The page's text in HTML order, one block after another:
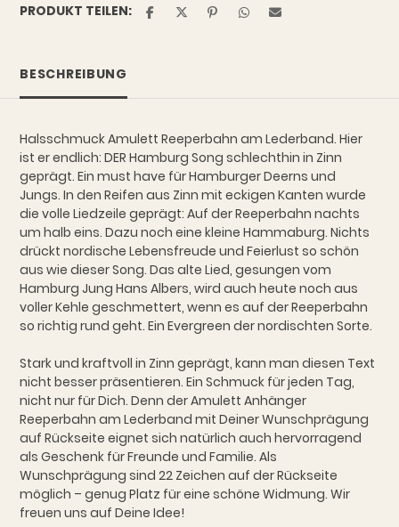
PRODUKT TEILEN:
BESCHREIBUNG
Halsschmuck Amulett Reeperbahn am Lederband. Hier
ist er endlich: DER Hamburg Song schlechthin in Zinn
geprägt. Ein must have für Hamburger Deerns und
Jungs. In den Reifen aus Zinn mit eckigen Kanten wurde
die volle Liedzeile geprägt: Auf der Reeperbahn nachts
um halb eins. Dazu noch eine kleine Hammaburg. Nichts
drückt nordische Lebensfreude und Feierlust so schön
aus wie dieser Song. Das alte Lied, gesungen vom
Hamburg Jung Hans Albers, wird auch heute noch aus
voller Kehle geschmettert, wenn es auf der Reeperbahn
so richtig rund geht. Ein Evergreen der nordischten Sorte.
Stark und kraftvoll in Zinn geprägt, kann man diesen Text
nicht besser präsentieren. Ein Schmuck für jeden Tag,
nicht nur für Dich. Denn der Amulett Anhänger
Reeperbahn am Lederband mit Deiner Wunschprägung
auf Rückseite eignet sich natürlich auch hervorragend
als Geschenk für Freunde und Familie. Als
Wunschprägung sind 22 Zeichen auf der Rückseite
möglich – genug Platz für eine schöne Widmung. Wir
freuen uns auf Deine Idee!